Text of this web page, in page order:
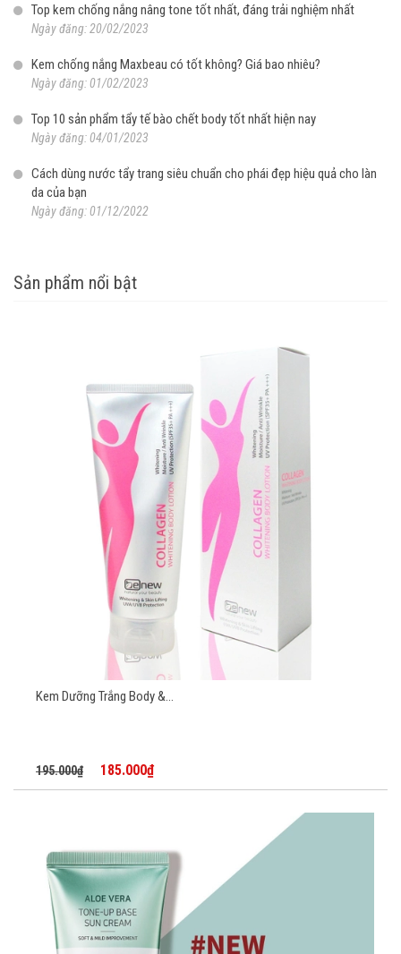
Top kem chống nắng nâng tone tốt nhất, đáng trải nghiệm nhất
Ngày đăng: 20/02/2023
Kem chống nắng Maxbeau có tốt không? Giá bao nhiêu?
Ngày đăng: 01/02/2023
Top 10 sản phẩm tẩy tế bào chết body tốt nhất hiện nay
Ngày đăng: 04/01/2023
Cách dùng nước tẩy trang siêu chuẩn cho phái đẹp hiệu quả cho làn
da của bạn
Ngày đăng: 01/12/2022
Sản phẩm nổi bật
Kem Dưỡng Trắng Body &...
195.000₫ 185.000₫